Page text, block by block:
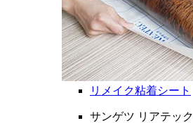
リメイク粘着シート
サンゲツ リアテック